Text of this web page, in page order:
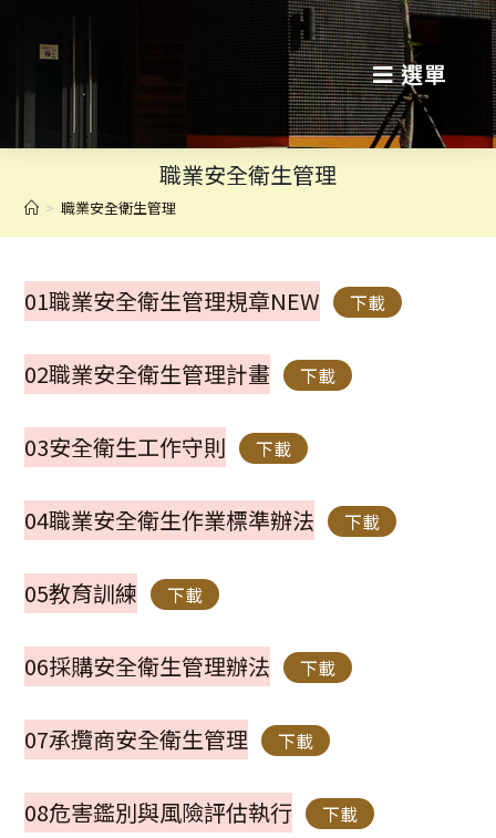
至
選單
職業安全衛生管理
> 職業安全衛生管理
01職業安全衛生管理規章NEW 下載
02職業安全衛生管理計畫 下載
03安全衛生工作守則 下載
04職業安全衛生作業標準辦法 下載
05教育訓練 下載
06採購安全衛生管理辦法 下載
07承攬商安全衛生管理 下載
08危害鑑別與風險評估執行 下載